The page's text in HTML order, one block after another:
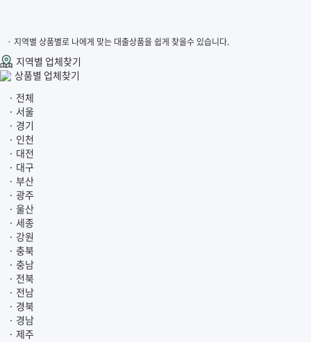
· 지역별 상품별로 나에게 맞는 대출상품을 쉽게 찾을수 있습니다.
지역별 업체찾기
상품별 업체찾기
· 전체
· 서울
· 경기
· 인천
· 대전
· 대구
· 부산
· 광주
· 울산
· 세종
· 강원
· 충북
· 충남
· 전북
· 전남
· 경북
· 경남
· 제주